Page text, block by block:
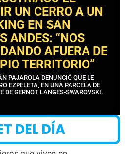
UN CERRO A UN
EN SAN
ANDES: “NOS
AFUERA DE
TERRITORIO”
PAJAROLA DENUNCIÓ QUE LE
EZPELETA, EN UNA PARCELA DE
DE GERNOT LANGES-SWAROVSKI.
DEL DÍA